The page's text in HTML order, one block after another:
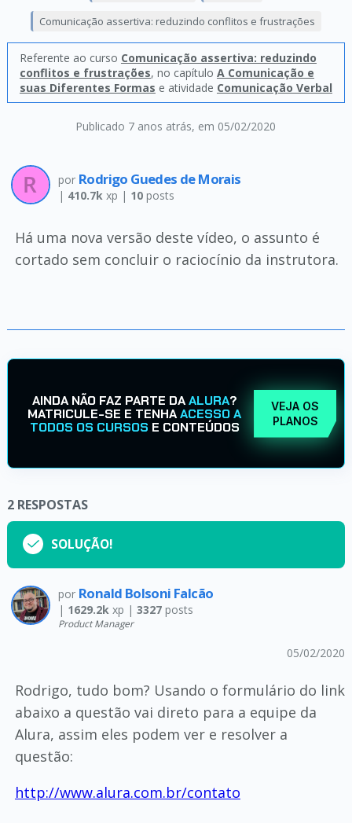
Publicado 7 anos atrás, em 05/02/2020
Comunicação assertiva: reduzindo conflitos e frustrações
Referente ao curso Comunicação assertiva: reduzindo
conflitos e frustrações, no capítulo A Comunicação e
suas Diferentes Formas e atividade Comunicação Verbal
por Rodrigo Guedes de Morais
| 410.7kxp | 10posts
Há uma nova versão deste vídeo, o assunto é
cortado sem concluir o raciocínio da instrutora.
AINDA NÃO FAZ PARTE DAALURA?
MATRICULE-SE E TENHAACESSO A
TODOS OS CURSOS E CONTEÚDOS
VEJA OS
PLANOS
2 RESPOSTAS
SOLUÇÃO!
por Ronald Bolsoni Falcão
| 1629.2kxp | 3327posts
Product Manager
05/02/2020
Rodrigo, tudo bom? Usando o formulário do link
abaixo a questão vai direto para a equipe da
Alura, assim eles podem ver e resolver a
questão:
http://www.alura.com.br/contato